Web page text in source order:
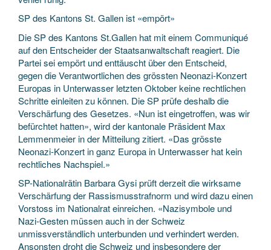
SP des Kantons St. Gallen ist «empört»
Die SP des Kantons St.Gallen hat mit einem Communiqué
auf den Entscheider der Staatsanwaltschaft reagiert. Die
Partei sei empört und enttäuscht über den Entscheid,
gegen die Verantwortlichen des grössten Neonazi-Konzert
Europas in Unterwasser letzten Oktober keine rechtlichen
Schritte einleiten zu können. Die SP prüfe deshalb die
Verschärfung des Gesetzes. «Nun ist eingetroffen, was wir
befürchtet hatten», wird der kantonale Präsident Max
Lemmenmeier in der Mitteilung zitiert. «Das grösste
Neonazi-Konzert in ganz Europa in Unterwasser hat kein
rechtliches Nachspiel.»
SP-Nationalrätin Barbara Gysi prüft derzeit die wirksame
Verschärfung der Rassismusstrafnorm und wird dazu einen
Vorstoss im Nationalrat einreichen. «Nazisymbole und
Nazi-Gesten müssen auch in der Schweiz
unmissverständlich unterbunden und verhindert werden.
Ansonsten droht die Schweiz und insbesondere der